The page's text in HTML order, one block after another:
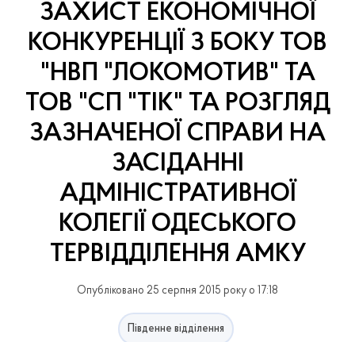
ЗАХИСТ ЕКОНОМІЧНОЇ
КОНКУРЕНЦІЇ З БОКУ ТОВ
"НВП "ЛОКОМОТИВ" ТА
ТОВ "СП "ТІК" ТА РОЗГЛЯД
ЗАЗНАЧЕНОЇ СПРАВИ НА
ЗАСІДАННІ
АДМІНІСТРАТИВНОЇ
КОЛЕГІЇ ОДЕСЬКОГО
ТЕРВІДДІЛЕННЯ АМКУ
Опубліковано 25 серпня 2015 року о 17:18
Південне відділення